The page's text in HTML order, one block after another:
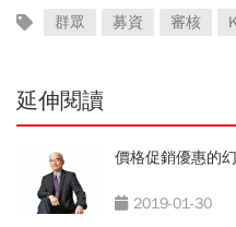
群眾 募資 審核
延伸閱讀
價格促銷優惠的
2019-01-30